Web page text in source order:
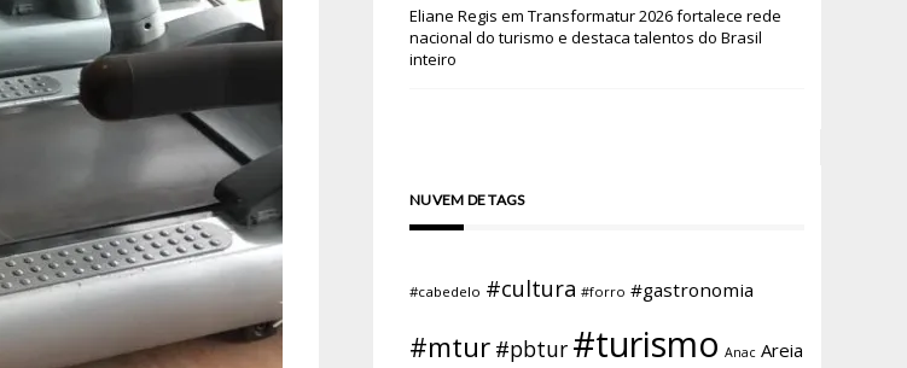
Eliane Regis em Transformatur 2026 fortalece rede
nacional do turismo e destaca talentos do Brasil
inteiro
NUVEM DE TAGS
#cabedelo #cultura #forro #gastronomia
#mtur #pbtur #turismo Anac Areia